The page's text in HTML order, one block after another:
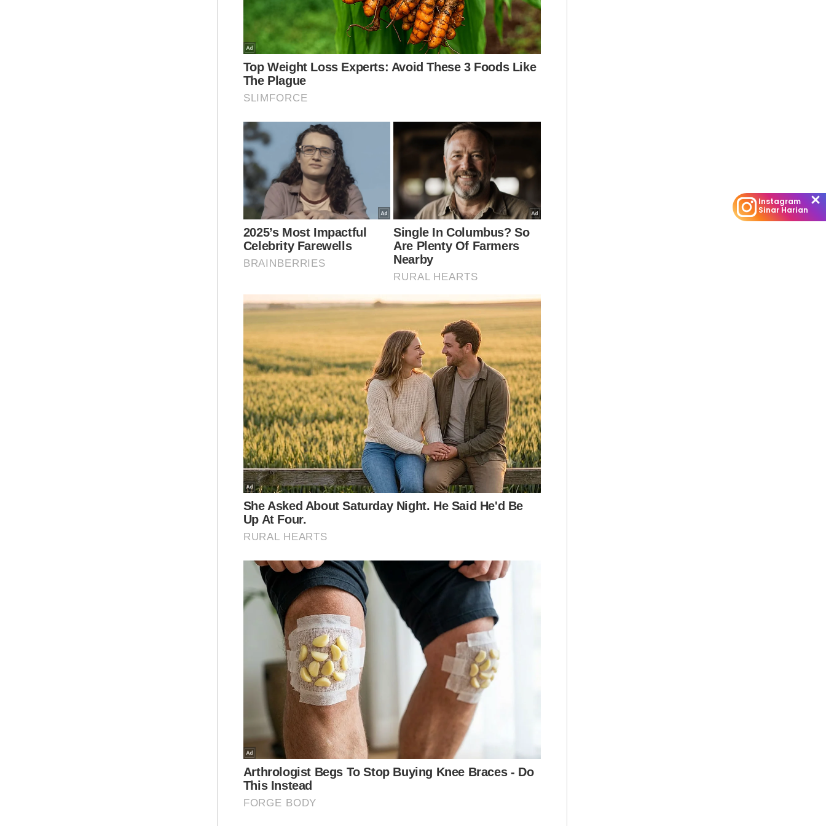
Kolej/ STPM/ Diploma
Ijazah sarjana muda
(Bachelor)
Ijazah sarjana (Master)
Ijazah kedoktoran
Masuk | Daftar VPoints:0
Pusat Jagaan Kesihatan Hacienda
Artikel Disyorkan
GLOBAL
Bertengkar isu laluan basikal,
empat remaja baling bebola tisu
NORAFIDAH ASSAN
08 Aug 2026 08:31am
GLOBAL
Gelaran diraja Pengiran Raabi'atul
Adawiyyah ditarik balik berkuat
kuasa serta-merta
NORAFIDAH ASSAN
08 Aug 2026 08:04am
GLOBAL
Suspek culik, rogol remaja tuntut
layanan VIP dalam lokap
08 Aug 2026 07:30am
GLOBAL
'Perang robot' AS-China makin
tegang
MARLISSA MOHAMMAD KAMAL
08 Aug 2026 07:00am
Instagram
Sinar Harian